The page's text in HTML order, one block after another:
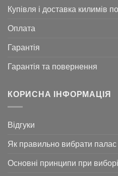
Купівля і доставка килимів по
Оплата
Гарантія
Гарантія та повернення
КОРИСНА ІНФОРМАЦІЯ
Відгуки
Як правильно вибрати палас
Основні принципи при